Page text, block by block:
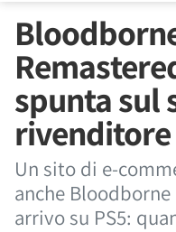
spunta sul
Un sito di e-
anche
arrivo su PS5: